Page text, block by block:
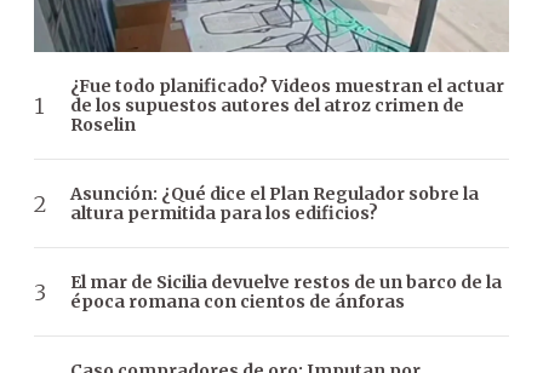
¿Fue todo planificado? Videos muestran el actuar
de los supuestos autores del atroz crimen de
Roselin
Asunción: ¿Qué dice el Plan Regulador sobre la
altura permitida para los edificios?
El mar de Sicilia devuelve restos de un barco de la
época romana con cientos de ánforas